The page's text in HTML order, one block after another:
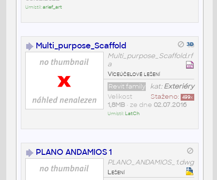
Umístil:arief_art
Multi_purpose_Scaffold
Multi_purpose_Scaffold.rf
a
Víceúčelové lešení
kat:Exteriéry
Revit family
Staženo: 499x
Velikost
1,8MB• ze dne 02.07.2016
Umístil: LatCh
PLANO ANDAMIOS 1
PLANO_ANDAMIOS_1.dwg
Lešení